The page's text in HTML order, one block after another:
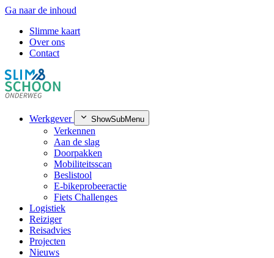
Ga naar de inhoud
Slimme kaart
Over ons
Contact
Werkgever ShowSubMenu
Verkennen
Aan de slag
Doorpakken
Mobiliteitsscan
Beslistool
E-bikeprobeeractie
Fiets Challenges
Logistiek
Reiziger
Reisadvies
Projecten
Nieuws